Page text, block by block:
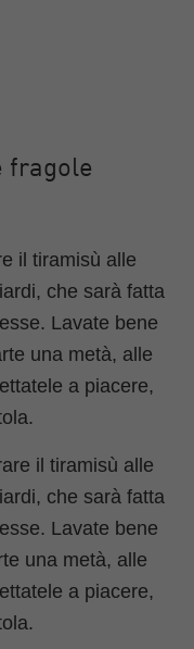
fragole
il tiramisù alle
che sarà fatta
Lavate bene
una metà, alle
a piacere,